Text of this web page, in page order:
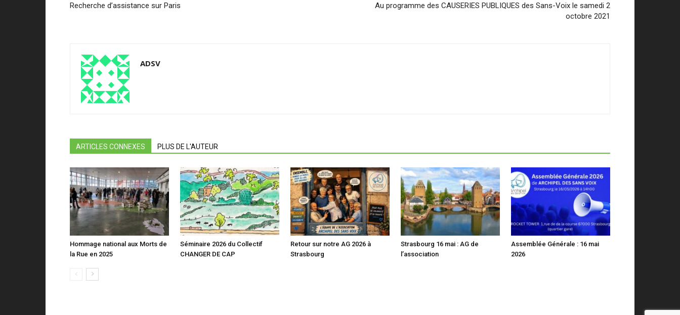
Recherche d’assistance sur Paris
Au programme des CAUSERIES PUBLIQUES des Sans-Voix le samedi 2
octobre 2021
ADSV
ARTICLES CONNEXES PLUS DE L'AUTEUR
Hommage national aux Morts de
la Rue en 2025
Séminaire 2026 du Collectif
CHANGER DE CAP
Retour sur notre AG 2026 à
Strasbourg
Strasbourg 16 mai : AG de
l’association
Assemblée Générale : 16 mai
2026